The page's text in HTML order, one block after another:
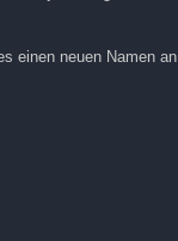
einen neuen Namen an